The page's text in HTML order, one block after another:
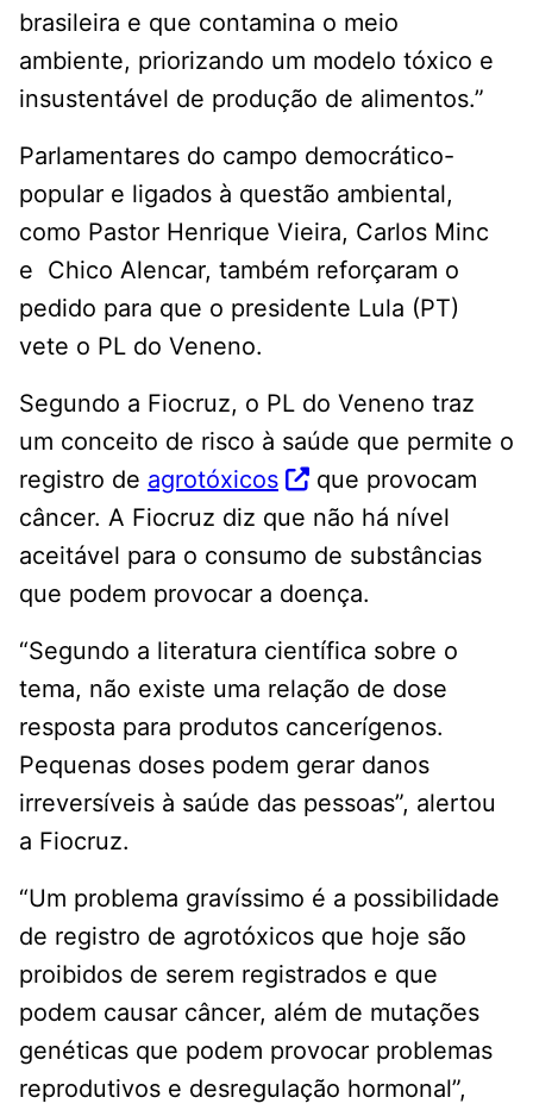
brasileira e que contamina o meio
ambiente, priorizando um modelo tóxico e
insustentável de produção de alimentos.”
Parlamentares do campo democrático-
popular e ligados à questão ambiental,
como Pastor Henrique Vieira, Carlos Minc
e Chico Alencar, também reforçaram o
pedido para que o presidente Lula (PT)
vete o PL do Veneno.
Segundo a Fiocruz, o PL do Veneno traz
um conceito de risco à saúde que permite o
registro de agrotóxicos
que provocam
câncer. A Fiocruz diz que não há nível
aceitável para o consumo de substâncias
que podem provocar a doença.
“Segundo a literatura científica sobre o
tema, não existe uma relação de dose
resposta para produtos cancerígenos.
Pequenas doses podem gerar danos
irreversíveis à saúde das pessoas”, alertou
a Fiocruz.
“Um problema gravíssimo é a possibilidade
de registro de agrotóxicos que hoje são
proibidos de serem registrados e que
podem causar câncer, além de mutações
genéticas que podem provocar problemas
reprodutivos e desregulação hormonal”,